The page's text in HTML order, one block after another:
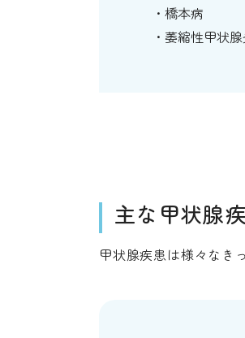
橋本病
萎縮性甲状
主な甲状腺
甲状腺疾患は様々なき